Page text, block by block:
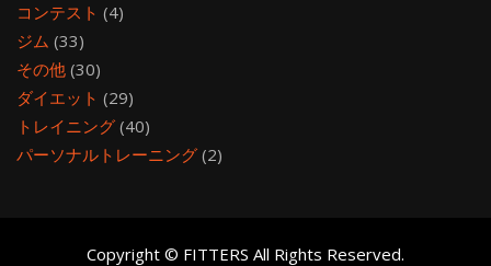
コンテスト (4)
ジム (33)
その他 (30)
ダイエット (29)
トレイニング (40)
パーソナルトレーニング (2)
Copyright © FITTERS All Rights Reserved.